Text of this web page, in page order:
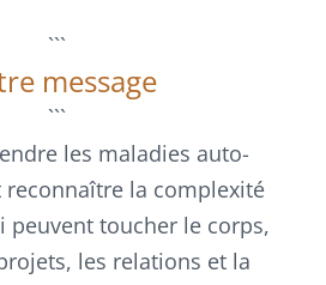
```
message
```
les maladies auto-
reconnaître la complexité
peuvent toucher le corps,
les relations et la